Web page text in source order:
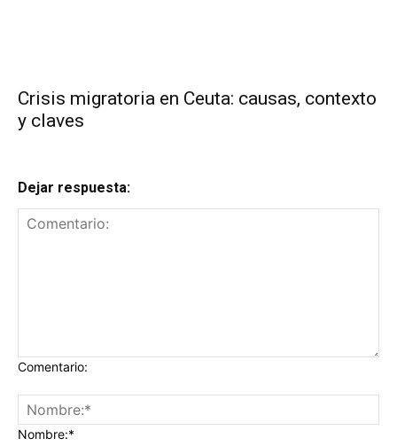
Crisis migratoria en Ceuta: causas, contexto
y claves
Dejar respuesta:
Comentario:
Nombre:*